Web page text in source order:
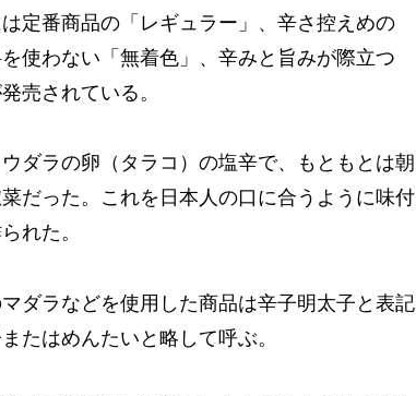
定番商品の「レギュラー」、辛さ控えめの
を使わない「無着色」、辛みと旨みが際立つ
売されている。
ダラの卵（タラコ）の塩辛で、もともとは朝
だった。これを日本人の口に合うように味付
れた。
ダラなどを使用した商品は辛子明太子と表記
たはめんたいと略して呼ぶ。